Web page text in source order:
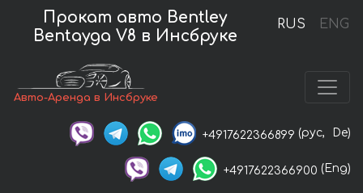
RUS ENG
Прокат авто Bentley
Bentayga V8 в Инсбруке
Авто-Аренда в Инсбруке
+4917622366899 (рус, De)
+4917622366900 (Eng)